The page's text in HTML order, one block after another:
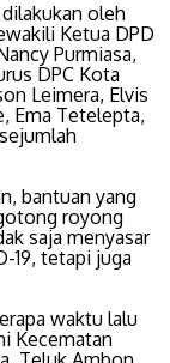
oleh
Ketua DPD
Purmiasa,
DPC Kota
Leimera, Elvis
Ema Tetelepta,
bantuan yang
royong
saja menyasar
19, tetapi juga
waktu lalu
Kecematan